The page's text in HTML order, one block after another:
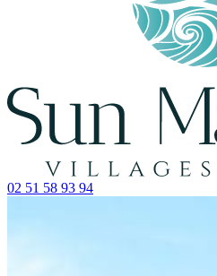
02 51 58 93 94